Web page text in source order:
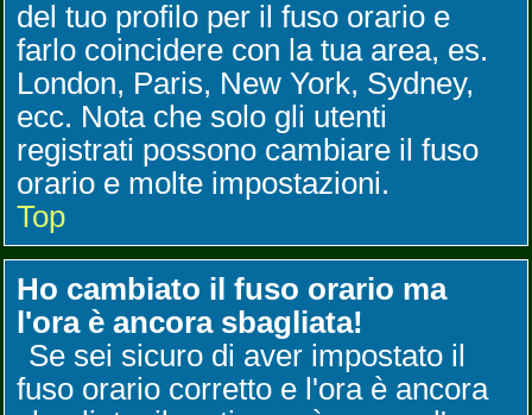
del tuo profilo per il fuso orario e
farlo coincidere con la tua area, es.
London, Paris, New York, Sydney,
ecc. Nota che solo gli utenti
registrati possono cambiare il fuso
orario e molte impostazioni.
Top
Ho cambiato il fuso orario ma
l'ora è ancora sbagliata!
Se sei sicuro di aver impostato il
fuso orario corretto e l'ora è ancora